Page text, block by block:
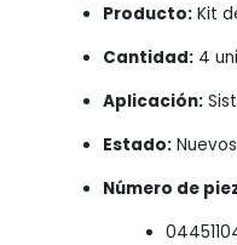
Producto:Kit
Cantidad:4
Aplicación:
Estado:Nuevos
Número de